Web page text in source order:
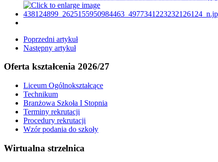
Poprzedni artykuł
Następny artykuł
Oferta kształcenia 2026/27
Liceum Ogólnokształcące
Technikum
Branżowa Szkoła I Stopnia
Terminy rekrutacji
Procedury rekrutacji
Wzór podania do szkoły
Wirtualna strzelnica